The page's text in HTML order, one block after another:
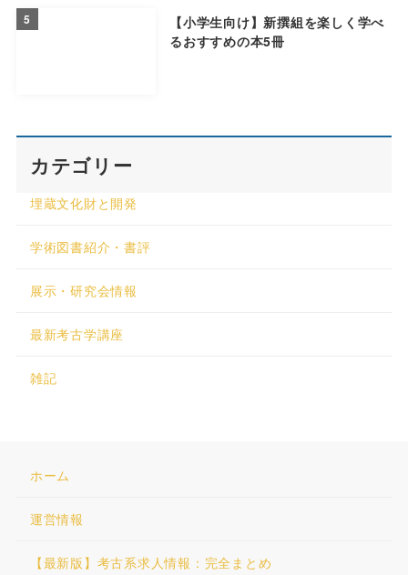
5
【小学生向け】新撰組を楽しく学べ
るおすすめの本5冊
カテゴリー
埋蔵文化財と開発
学術図書紹介・書評
展示・研究会情報
最新考古学講座
雑記
ホーム
運営情報
【最新版】考古系求人情報：完全まとめ